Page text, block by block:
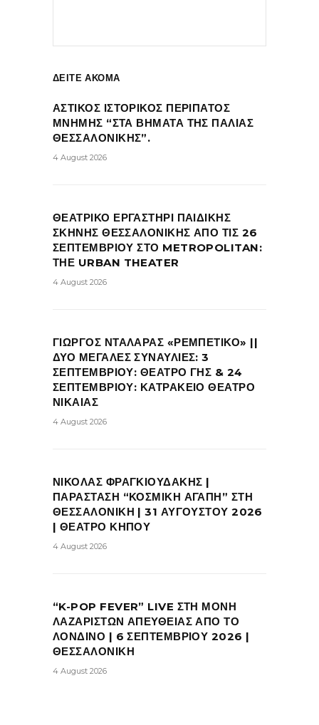
ΔΕΙΤΕ ΑΚΟΜΑ
ΑΣΤΙΚΟΣ ΙΣΤΟΡΙΚΟΣ ΠΕΡΙΠΑΤΟΣ
ΜΝΗΜΗΣ “ΣΤΑ ΒΗΜΑΤΑ ΤΗΣ ΠΑΛΙΑΣ
ΘΕΣΣΑΛΟΝΙΚΗΣ”.
4 August 2026
ΘΕΑΤΡΙΚΟ ΕΡΓΑΣΤΗΡΙ ΠΑΙΔΙΚΗΣ
ΣΚΗΝΗΣ ΘΕΣΣΑΛΟΝΙΚΗΣ ΑΠΟ ΤΙΣ 26
ΣΕΠΤΕΜΒΡΙΟΥ ΣΤΟ METROPOLITAN:
ΤΗΕ URBAN THEATER
4 August 2026
ΓΙΩΡΓΟΣ ΝΤΑΛΑΡΑΣ «ΡΕΜΠΕΤΙΚΟ» ||
ΔΥΟ ΜΕΓΑΛΕΣ ΣΥΝΑΥΛΙΕΣ: 3
ΣΕΠΤΕΜΒΡΙΟΥ: ΘΕΑΤΡΟ ΓΗΣ & 24
ΣΕΠΤΕΜΒΡΙΟΥ: ΚΑΤΡΑΚΕΙΟ ΘΕΑΤΡΟ
ΝΙΚΑΙΑΣ
4 August 2026
ΝΙΚΟΛΑΣ ΦΡΑΓΚΙΟΥΔΑΚΗΣ |
ΠΑΡΑΣΤΑΣΗ “ΚΟΣΜΙΚΗ ΑΓΑΠΗ” ΣΤΗ
ΘΕΣΣΑΛΟΝΙΚΗ | 31 ΑΥΓΟΥΣΤΟΥ 2026
| ΘΕΑΤΡΟ ΚΗΠΟΥ
4 August 2026
“K-POP FEVER” LIVE ΣΤΗ ΜΟΝΗ
ΛΑΖΑΡΙΣΤΩΝ ΑΠΕΥΘΕΙΑΣ ΑΠΟ ΤΟ
ΛΟΝΔΙΝΟ | 6 ΣΕΠΤΕΜΒΡΙΟΥ 2026 |
ΘΕΣΣΑΛΟΝΙΚΗ
4 August 2026